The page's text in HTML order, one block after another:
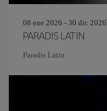
08 ene 2026 - 30 dic 2026
PARADIS LATIN
Paradis Latin